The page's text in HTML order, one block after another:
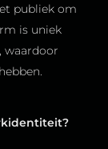
publiek om
is uniek
waardoor